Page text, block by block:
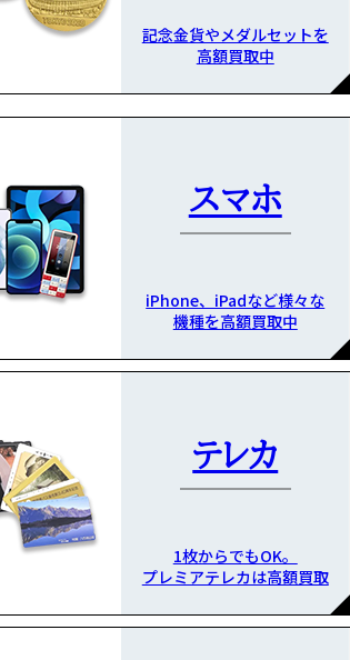
記念金貨やメダルセットを
高額買取中
スマホ
iPhone、iPadなど様々な
機種を高額買取中
テレカ
1枚からでもOK。
プレミアテレカは高額買取